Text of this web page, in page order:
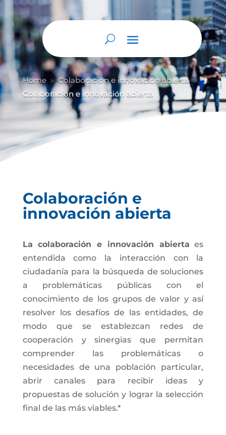
Abrir barra de herramientas
Home 9 Colaboración e innovación abierta 9
Colaboración e innovación abierta
Colaboración e
innovación abierta
La colaboración e innovación abierta es
entendida como la interacción con la
ciudadanía para la búsqueda de soluciones
a problemáticas públicas con el
conocimiento de los grupos de valor y así
resolver los desafíos de las entidades, de
modo que se establezcan redes de
cooperación y sinergias que permitan
comprender las problemáticas o
necesidades de una población particular,
abrir canales para recibir ideas y
propuestas de solución y lograr la selección
final de las más viables.*